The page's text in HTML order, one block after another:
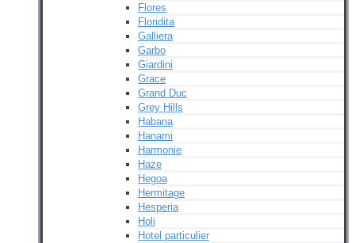
Flores
Floridita
Galliera
Garbo
Giardini
Grace
Grand Duc
Grey Hills
Habana
Hanami
Harmonie
Haze
Hegoa
Hermitage
Hesperia
Holi
Hotel particulier